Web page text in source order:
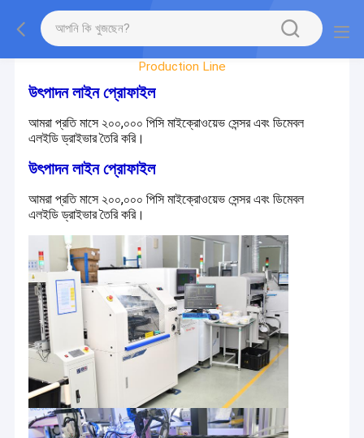
Production Line
উৎপাদন লাইন প্রোফাইল
আমরা প্রতি মাসে ২০০,০০০ পিসি মাইক্রোওয়েভ সেন্সর এবং ডিমেবল
এলইডি ড্রাইভার তৈরি করি।
উৎপাদন লাইন প্রোফাইল
আমরা প্রতি মাসে ২০০,০০০ পিসি মাইক্রোওয়েভ সেন্সর এবং ডিমেবল
এলইডি ড্রাইভার তৈরি করি।